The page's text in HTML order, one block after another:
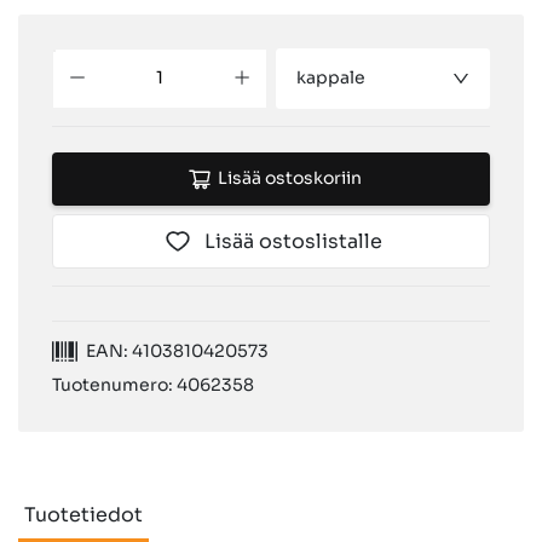
kappale
Lisää ostoskoriin
Lisää ostoslistalle
EAN: 4103810420573
Tuotenumero: 4062358
Tuotetiedot